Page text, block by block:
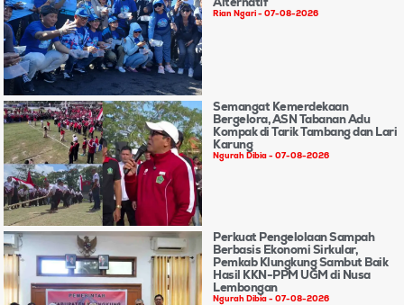
Rian Ngari 07-08-2026
Semangat Kemerdekaan
Bergelora, ASN Tabanan Adu
Kompak di Tarik Tambang dan Lari
Karung
Ngurah Dibia 07-08-2026
Perkuat Pengelolaan Sampah
Berbasis Ekonomi Sirkular,
Pemkab Klungkung Sambut Baik
Hasil KKN-PPM UGM di Nusa
Lembongan
Ngurah Dibia 07-08-2026